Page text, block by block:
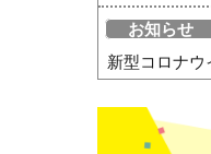
お知らせ
新型コロナウ